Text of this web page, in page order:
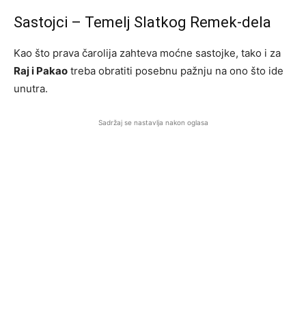
Sastojci – Temelj Slatkog Remek-dela
Kao što prava čarolija zahteva moćne sastojke, tako i za
Raj i Pakao treba obratiti posebnu pažnju na ono što ide
unutra.
Sadržaj se nastavlja nakon oglasa